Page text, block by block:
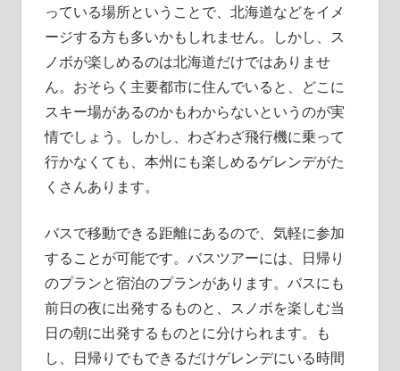
っている場所ということで、北海道などをイメ
ージする方も多いかもしれません。
しかし、ス
ノボが楽しめるのは北海道だけではありませ
ん。おそらく主要都市に住んでいると、どこに
スキー場があるのかもわからないというのが実
情でしょう。しかし、わざわざ飛行機に乗って
行かなくても、本州にも楽しめるゲレンデがた
くさんあります。
バスで移動できる距離にあるので、気軽に参加
することが可能です。バスツアーには、日帰り
のプランと宿泊のプランがあります。バスにも
前日の夜に出発するものと、スノボを楽しむ当
日の朝に出発するものとに分けられます。も
し、日帰りでもできるだけゲレンデにいる時間